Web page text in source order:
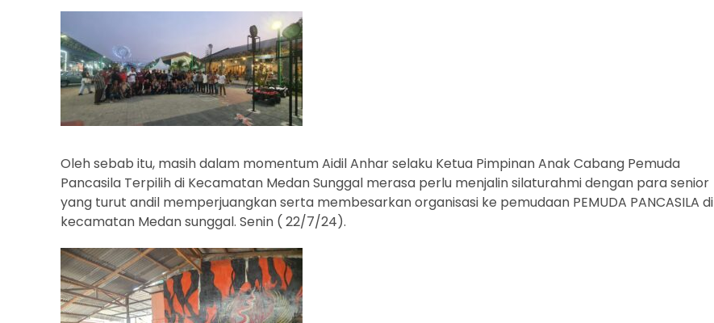
Oleh sebab itu, masih dalam momentum Aidil Anhar selaku Ketua Pimpinan Anak Cabang Pemuda
Pancasila Terpilih di Kecamatan Medan Sunggal merasa perlu menjalin silaturahmi dengan para senior
yang turut andil memperjuangkan serta membesarkan organisasi ke pemudaan PEMUDA PANCASILA di
kecamatan Medan sunggal. Senin ( 22/7/24).